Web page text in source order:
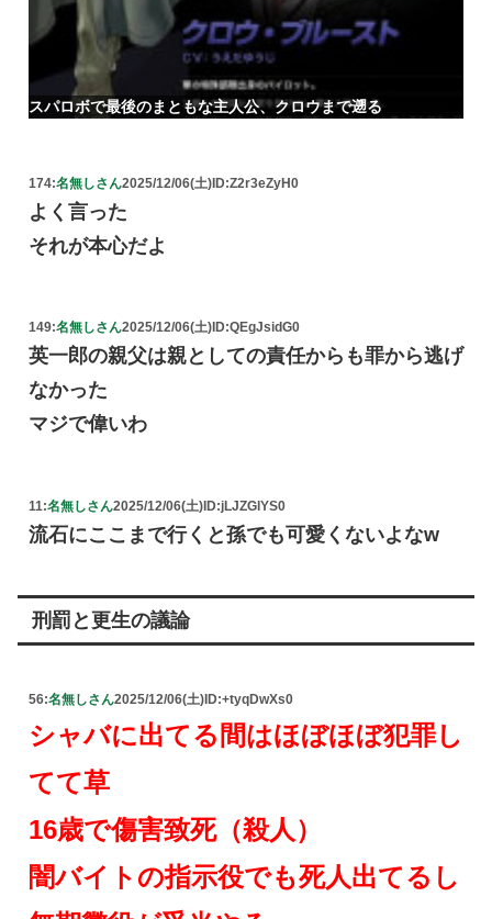
スパロボで最後のまともな主人公、クロウまで遡る
174:名無しさん2025/12/06(土)ID:Z2r3eZyH0
よく言った
それが本心だよ
149:名無しさん2025/12/06(土) ID:QEgJsidG0
英一郎の親父は親としての責任からも罪から逃げ
なかった
マジで偉いわ
11:名無しさん2025/12/06(土) ID:jLJZGlYS0
流石にここまで行くと孫でも可愛くないよなw
刑罰と更生の議論
56:名無しさん2025/12/06(土) ID:+tyqDwXs0
シャバに出てる間はほぼほぼ犯罪し
てて草
16歳で傷害致死（殺人）
闇バイトの指示役でも死人出てるし